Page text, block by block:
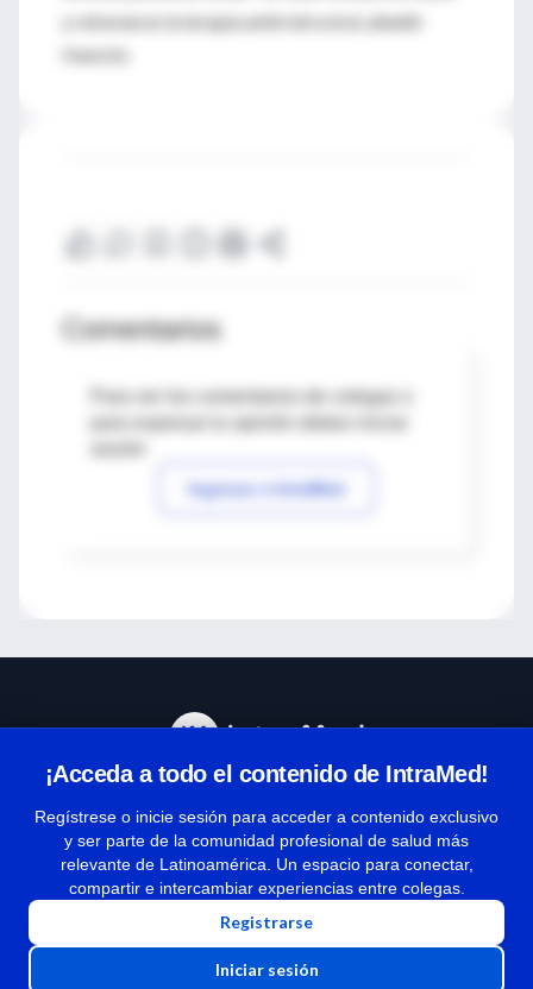
y retomaron la terapia antirretroviral, añadió
Henrich.
Comentarios
Para ver los comentarios de colegas o
Ingresar a IntraMed
¡Acceda a todo el contenido de IntraMed!
Regístrese o inicie sesión para acceder a contenido exclusivo
y ser parte de la comunidad profesional de salud más
relevante de Latinoamérica. Un espacio para conectar,
compartir e intercambiar experiencias entre colegas.
Registrarse
Iniciar sesión
Términos y condiciones
| Políticas de privacidad
| Todos los derechos reservados | Copyright 1997-2026